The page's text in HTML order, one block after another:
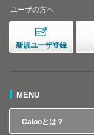
ユーザの方へ
新規ユーザ登録
MENU
Calooとは？